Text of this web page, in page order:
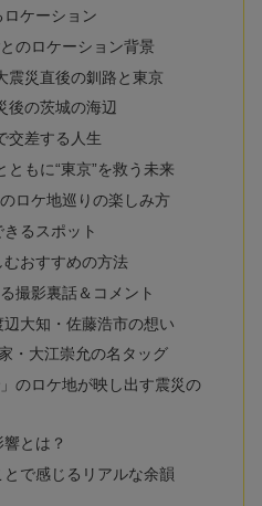
ケーション
のロケーション背景
震災直後の釧路と東京
後の茨城の海辺
交差する人生
もに“東京”を救う未来
ロケ地巡りの楽しみ方
るスポット
おすすめの方法
撮影裏話＆コメント
大知・佐藤浩市の想い
・大江崇允の名タッグ
のロケ地が映し出す震災の
とは？
とで感じるリアルな余韻